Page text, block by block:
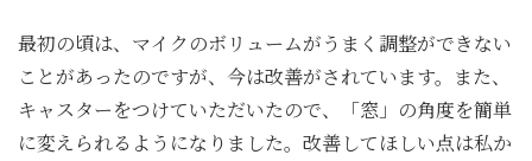
最初の頃は、マイクのボリュームがうまく調整ができない
ことがあったのですが、今は改善がされています。また、
キャスターをつけていただいたので、「窓」の角度を簡単
に変えられるようになりました。改善してほしい点は私か